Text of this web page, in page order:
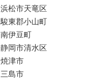
浜松市天竜区
駿東郡小山町
南伊豆町
静岡市清水区
焼津市
三島市